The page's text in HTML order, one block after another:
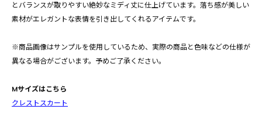
とバランスが取りやすい絶妙なミディ丈に仕上げています。落ち感が美しい
素材がエレガントな表情を引き出してくれるアイテムです。
※商品画像はサンプルを使用しているため、実際の商品と色味などの仕様が
異なる場合がございます。予めご了承ください。
Mサイズはこちら
クレストスカート